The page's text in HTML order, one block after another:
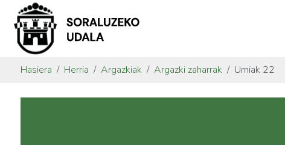
Hasiera Herria Argazkiak Argazki zaharrak Umiak 22